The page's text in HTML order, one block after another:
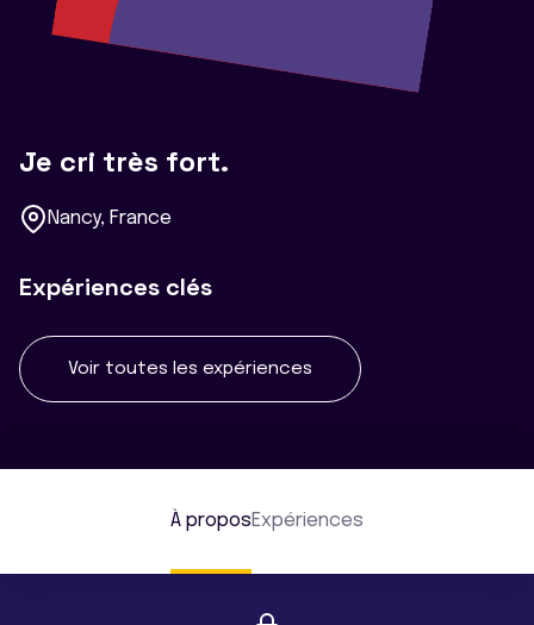
Je cri très fort.
Nancy, France
Expériences clés
Voir toutes les expériences
À proposExpériences